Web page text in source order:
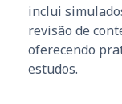
inclui
revisão de
oferecendo
estudos.